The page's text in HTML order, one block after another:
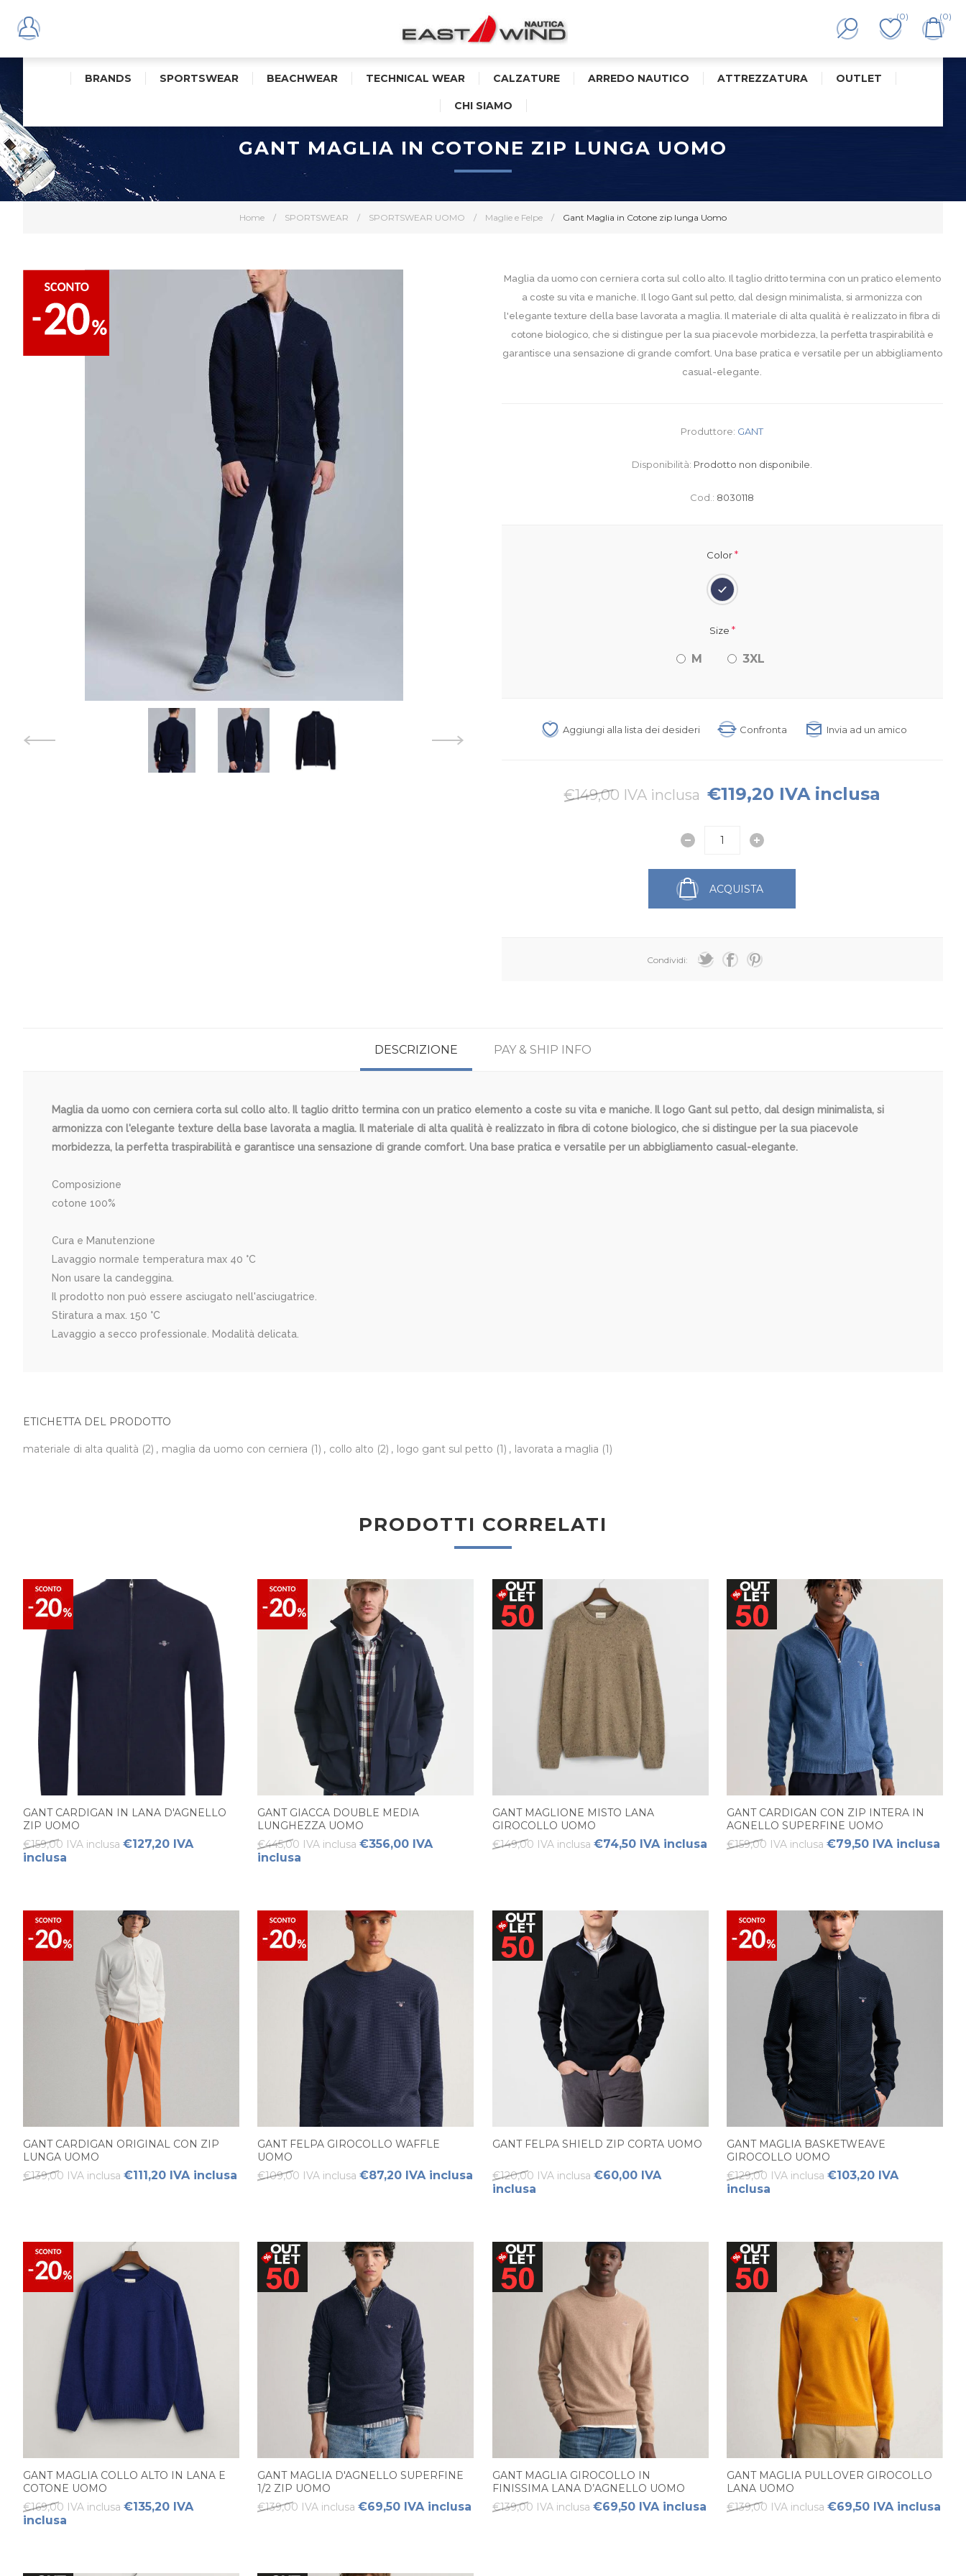
(0) (0)
BRANDS SPORTSWEAR BEACHWEAR TECHNICAL WEAR CALZATURE ARREDO NAUTICO ATTREZZATURA OUTLET
CHI SIAMO
Home / SPORTSWEAR / SPORTSWEAR UOMO / Maglie e Felpe / Gant Maglia in Cotone zip lunga Uomo
GANT MAGLIA IN COTONE ZIP LUNGA UOMO
Maglia da uomo con cerniera corta sul collo alto. Il taglio dritto termina con un pratico elemento
a coste su vita e maniche. Il logo Gant sul petto, dal design minimalista, si armonizza con
l'elegante texture della base lavorata a maglia. Il materiale di alta qualità è realizzato in fibra di
cotone biologico, che si distingue per la sua piacevole morbidezza, la perfetta traspirabilità e
garantisce una sensazione di grande comfort. Una base pratica e versatile per un abbigliamento
casual-elegante.
Produttore: GANT
Disponibilità: Prodotto non disponibile.
Cod.: 8030118
Color*
Size *
M 3XL
Aggiungi alla lista dei desideri Confronta Invia ad un amico
€149,00 IVA inclusa €119,20 IVA inclusa
ACQUISTA
Condividi:
DESCRIZIONE PAY & SHIP INFO
Maglia da uomo con cerniera corta sul collo alto. Il taglio dritto termina con un pratico elemento a coste su vita e maniche. Il logo Gant sul petto, dal design minimalista, si
armonizza con l'elegante texture della base lavorata a maglia. Il materiale di alta qualità è realizzato in fibra di cotone biologico, che si distingue per la sua piacevole
morbidezza, la perfetta traspirabilità e garantisce una sensazione di grande comfort. Una base pratica e versatile per un abbigliamento casual-elegante.
Composizione
cotone 100%
Cura e Manutenzione
Lavaggio normale temperatura max 40 °C
Non usare la candeggina.
Il prodotto non può essere asciugato nell'asciugatrice.
Stiratura a max. 150 °C
Lavaggio a secco professionale. Modalità delicata.
ETICHETTA DEL PRODOTTO
materiale di alta qualità (2) , maglia da uomo con cerniera (1) , collo alto (2) , logo gant sul petto (1) , lavorata a maglia (1)
PRODOTTI CORRELATI
GANT CARDIGAN IN LANA D'AGNELLO
ZIP UOMO
€159,00 IVA inclusa €127,20 IVA
inclusa
GANT GIACCA DOUBLE MEDIA
LUNGHEZZA UOMO
€445,00 IVA inclusa €356,00 IVA
inclusa
GANT MAGLIONE MISTO LANA
GIROCOLLO UOMO
€149,00 IVA inclusa €74,50 IVA inclusa
GANT CARDIGAN CON ZIP INTERA IN
AGNELLO SUPERFINE UOMO
€159,00 IVA inclusa €79,50 IVA inclusa
GANT CARDIGAN ORIGINAL CON ZIP
LUNGA UOMO
€139,00 IVA inclusa €111,20 IVA inclusa
GANT FELPA GIROCOLLO WAFFLE
UOMO
€109,00 IVA inclusa €87,20 IVA inclusa
GANT FELPA SHIELD ZIP CORTA UOMO
€120,00 IVA inclusa €60,00 IVA
inclusa
GANT MAGLIA BASKETWEAVE
GIROCOLLO UOMO
€129,00 IVA inclusa €103,20 IVA
inclusa
GANT MAGLIA COLLO ALTO IN LANA E
COTONE UOMO
€169,00 IVA inclusa €135,20 IVA
inclusa
GANT MAGLIA D'AGNELLO SUPERFINE
1/2 ZIP UOMO
€139,00 IVA inclusa €69,50 IVA inclusa
GANT MAGLIA GIROCOLLO IN
FINISSIMA LANA D’AGNELLO UOMO
€139,00 IVA inclusa €69,50 IVA inclusa
GANT MAGLIA PULLOVER GIROCOLLO
LANA UOMO
€139,00 IVA inclusa €69,50 IVA inclusa